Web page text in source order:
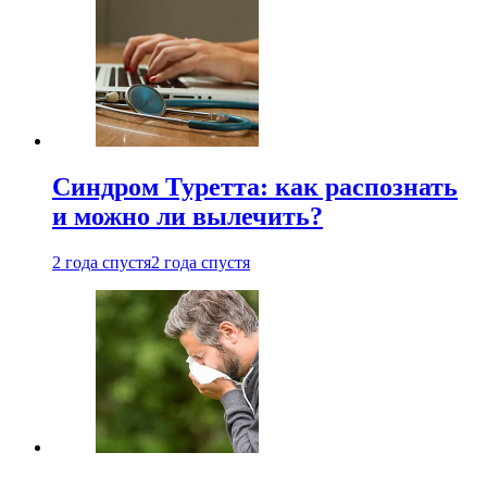
Синдром Туретта: как распознать
и можно ли вылечить?
2 года спустя2 года спустя